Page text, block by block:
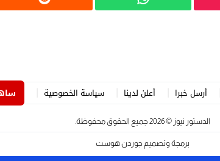
أرسل خبرا أعلن لدينا سياسة الخصوصية
الدستور نيوز © 2026 جميع الحقوق محفوظة.
برمجة وتصميم جوردن هوست